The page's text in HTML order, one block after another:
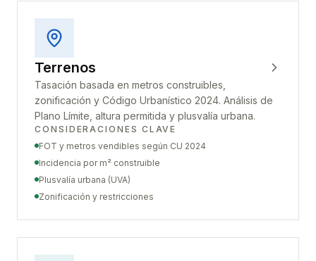
Terrenos
Tasación basada en metros construibles,
zonificación y Código Urbanístico 2024. Análisis de
Plano Límite, altura permitida y plusvalía urbana.
CONSIDERACIONES CLAVE
FOT y metros vendibles según CU 2024
Incidencia por m² construible
Plusvalía urbana (UVA)
Zonificación y restricciones